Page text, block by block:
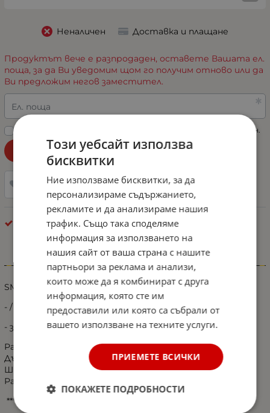
Неналичен Доставка и плащане
Продуктът вече е разпродаден, оставете Вашата ел.
поща, за да Ви уведомим щом го получим отново или да
Ви предложим негов заместител.
Ел. поща
“ и съм съгласен.
Уведоми ме при наличност!
Добави в любими
Габарити - Маркери
Информация
SMD LED маркер / габарит / токос
- / бял със синя светлина / -
- за бусове, камиони, ремаркета
Размери:
Дължина: 110mm
Ширина: 40mm
Разстояние между болтовете: 75mm
*** Цената е за 1 брой ***
Този уебсайт използва
бисквитки
Ние използваме бисквитки, за да
персонализираме съдържанието,
рекламите и да анализираме нашия
трафик. Също така споделяме
информация за използването на
нашия сайт от ваша страна с нашите
партньори за реклама и анализи,
които може да я комбинират с друга
информация, която сте им
предоставили или която са събрали от
вашето използване на техните услуги.
ПРИЕМЕТЕ ВСИЧКИ
ПОКАЖЕТЕ ПОДРОБНОСТИ